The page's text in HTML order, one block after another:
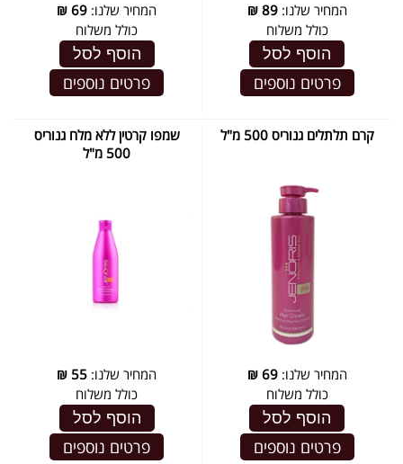
המחיר שלנו:89
₪
כולל משלוח
הוסף לסל
פרטים נוספים
המחיר שלנו: 69
₪
כולל משלוח
הוסף לסל
פרטים נוספים
קרם תלתלים גנוריס 500 מ"ל
המחיר שלנו:69
₪
כולל משלוח
הוסף לסל
פרטים נוספים
שמפו קרטין ללא מלח גנוריס
500 מ"ל
המחיר שלנו: 55
₪
כולל משלוח
הוסף לסל
פרטים נוספים